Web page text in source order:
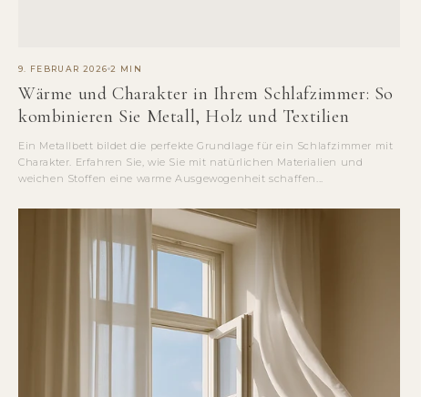
9. FEBRUAR 2026 2 MIN
Wärme und Charakter in Ihrem Schlafzimmer: So
kombinieren Sie Metall, Holz und Textilien
Ein Metallbett bildet die perfekte Grundlage für ein Schlafzimmer mit
Charakter. Erfahren Sie, wie Sie mit natürlichen Materialien und
weichen Stoffen eine warme Ausgewogenheit schaffen...